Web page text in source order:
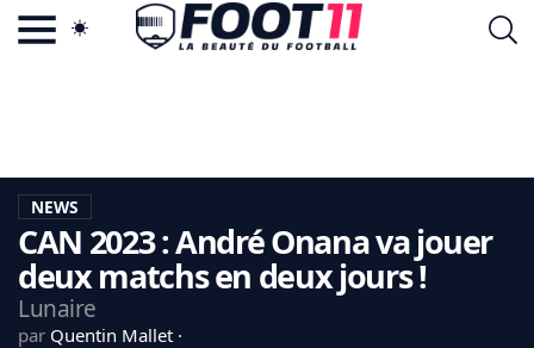
LA CHARTE
VIE PRIVÉE
CGU
CONTACTEZ-NOUS
NEWS
CAN 2023 : André Onana va jouer
deux matchs en deux jours !
Lunaire
par Quentin Mallet